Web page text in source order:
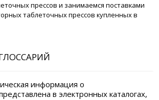
прессов и занимаемся поставками
таблеточных прессов купленных в
информация о
в электронных каталогах,